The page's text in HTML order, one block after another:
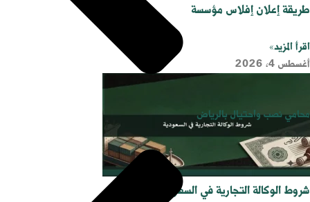
محامي نصب واحتيال بالرياض
طريقة إعلان إفلاس مؤسسة
اقرأ المزيد»
أغسطس 4, 2026
شروط الوكالة التجارية في السعودية